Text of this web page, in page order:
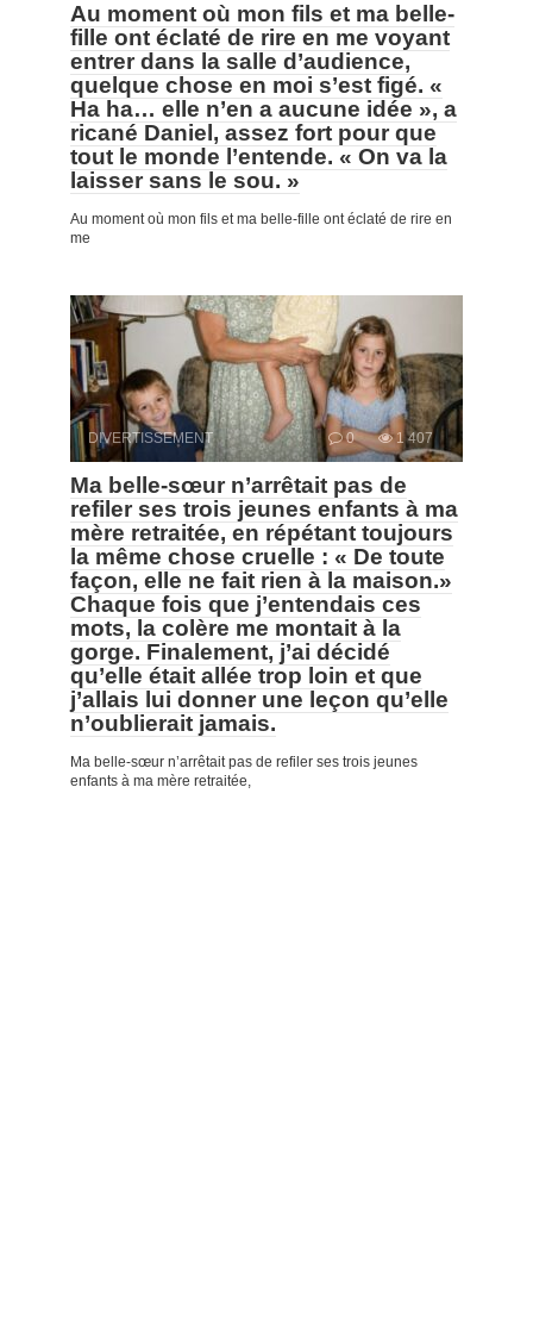
Au moment où mon fils et ma belle-
fille ont éclaté de rire en me voyant
entrer dans la salle d’audience,
quelque chose en moi s’est figé. «
Ha ha… elle n’en a aucune idée », a
ricané Daniel, assez fort pour que
tout le monde l’entende. « On va la
laisser sans le sou. »
Au moment où mon fils et ma belle-fille ont éclaté de rire en
me
DIVERTISSEMENT 0 1 407
Ma belle-sœur n’arrêtait pas de
refiler ses trois jeunes enfants à ma
mère retraitée, en répétant toujours
la même chose cruelle : « De toute
façon, elle ne fait rien à la maison.»
Chaque fois que j’entendais ces
mots, la colère me montait à la
gorge. Finalement, j’ai décidé
qu’elle était allée trop loin et que
j’allais lui donner une leçon qu’elle
n’oublierait jamais.
Ma belle-sœur n’arrêtait pas de refiler ses trois jeunes
enfants à ma mère retraitée,